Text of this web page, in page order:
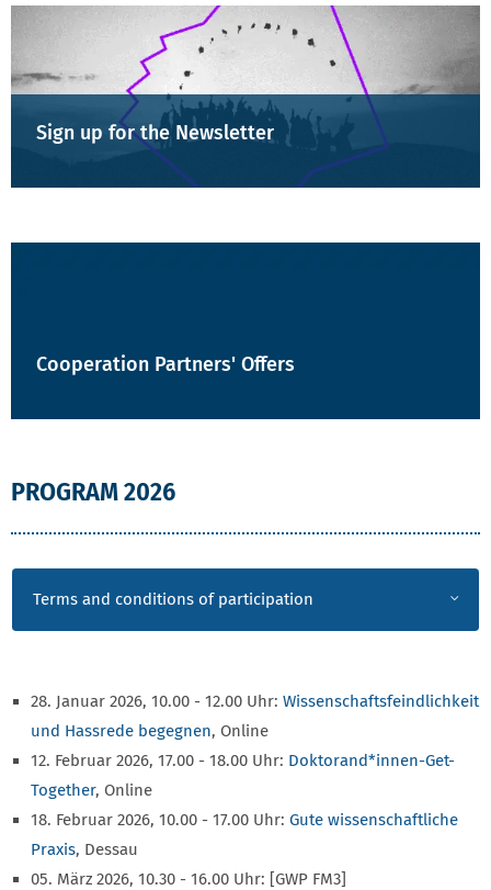
Sign up for the Newsletter
Cooperation Partners' Offers
PROGRAM 2026
TERMS AND CONDITIONS
Terms and conditions of participation
28. Januar 2026, 10.00 - 12.00 Uhr: Wissenschaftsfeindlichkeit
und Hassrede begegnen, Online
12. Februar 2026, 17.00 - 18.00 Uhr: Doktorand*innen-Get-
Together, Online
18. Februar 2026, 10.00 - 17.00 Uhr: Gute wissenschaftliche
Praxis, Dessau
05. März 2026, 10.30 - 16.00 Uhr: [GWP FM3]